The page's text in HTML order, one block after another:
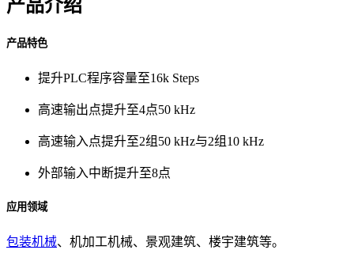
产品介绍
产品特色
提升PLC程序容量至16k Steps
高速输出点提升至4点50 kHz
高速输入点提升至2组50 kHz与2组10 kHz
外部输入中断提升至8点
应用领域
包装机械、机加工机械、景观建筑、楼宇建筑等。